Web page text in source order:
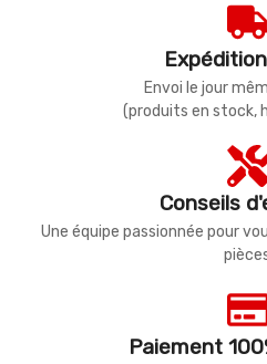
Envoi le jour
(produits en stock,
Conseils
Une équipe passionnée pour
Paiement